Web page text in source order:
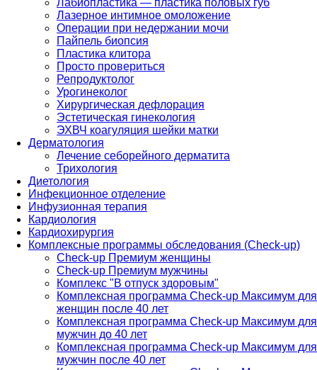
Лабиопластика — пластика половых губ
Лазерное интимное омоложение
Операции при недержании мочи
Пайпель биопсия
Пластика клитора
Просто провериться
Репродуктолог
Урогинеколог
Хирургическая дефлорация
Эстетическая гинекология
ЭХВЧ коагуляция шейки матки
Дерматология
Лечение себорейного дерматита
Трихология
Диетология
Инфекционное отделение
Инфузионная терапия
Кардиология
Кардиохирургия
Комплексные программы обследования (Check-up)
Check-up Премиум женщины
Check-up Премиум мужчины
Комплекс "В отпуск здоровым"
Комплексная программа Check-up Максимум для
женщин после 40 лет
Комплексная программа Check-up Максимум для
мужчин до 40 лет
Комплексная программа Check-up Максимум для
мужчин после 40 лет